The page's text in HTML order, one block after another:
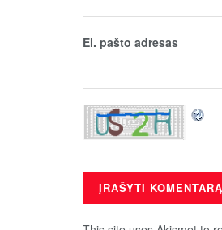
El. pašto adresas